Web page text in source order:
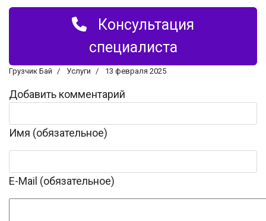
Консультация
специалиста
Грузчик Бай Услуги 13 февраля 2025
Добавить комментарий
Имя (обязательное)
E-Mail (обязательное)